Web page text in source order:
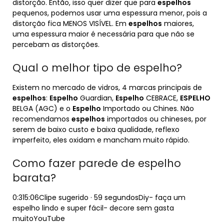
distorção. Então, isso quer dizer que para espelhos
pequenos, podemos usar uma espessura menor, pois a
distorção fica MENOS VISÍVEL. Em espelhos maiores,
uma espessura maior é necessária para que não se
percebam as distorções.
Qual o melhor tipo de espelho?
Existem no mercado de vidros, 4 marcas principais de
espelhos: Espelho Guardian, Espelho CEBRACE, ESPELHO
BELGA (AGC) e o Espelho Importado ou Chines. Não
recomendamos espelhos importados ou chineses, por
serem de baixo custo e baixa qualidade, reflexo
imperfeito, eles oxidam e mancham muito rápido.
Como fazer parede de espelho
barata?
0:315:06Clipe sugerido · 59 segundosDiy- faça um
espelho lindo e super fácil- decore sem gasta
muitoYouTube